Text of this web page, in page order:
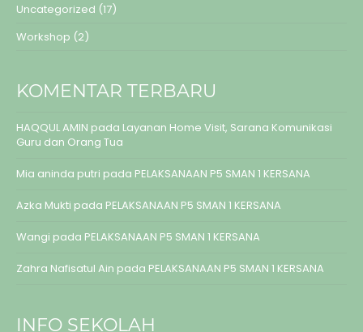
Uncategorized (17)
Workshop (2)
KOMENTAR TERBARU
HAQQUL AMIN pada Layanan Home Visit, Sarana Komunikasi
Guru dan Orang Tua
Mia aninda putri pada PELAKSANAAN P5 SMAN 1 KERSANA
Azka Mukti pada PELAKSANAAN P5 SMAN 1 KERSANA
Wangi pada PELAKSANAAN P5 SMAN 1 KERSANA
Zahra Nafisatul Ain pada PELAKSANAAN P5 SMAN 1 KERSANA
INFO SEKOLAH